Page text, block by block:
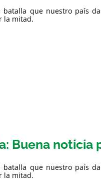
batalla que nuestro país
la mitad.
Buena
batalla que nuestro país
la mitad.